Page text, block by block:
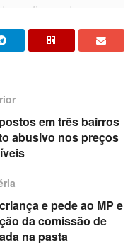
confiança do
Tavares,sob a
bancada de
em três bairros
abusivo nos preços
e pede ao MP e
da comissão de
na pasta